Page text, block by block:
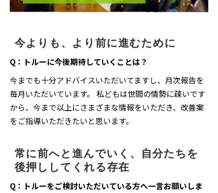
今よりも、より前に進むために
Q：トルーに今後期待していくことは？
今までも十分アドバイスいただいてますし、月次報告を
毎月いただいています。 私どもは世間の情勢に疎いです
から、今まで以上にさまざまな情報をいただき、改善案
をご指導いただきたいと思います。
常に前へと進んでいく、自分たちを
後押ししてくれる存在
Q：トルーをご検討いただいている方へ一言お願いしま